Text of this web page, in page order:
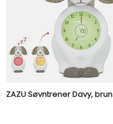
ZAZU Søvntrener Davy, brun